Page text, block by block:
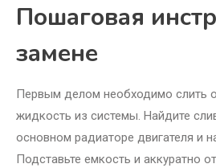
Пошаговая
замене
Первым делом необходимо
жидкость из системы. Найдите
основном радиаторе двигателя и
Подставьте емкость и аккуратно